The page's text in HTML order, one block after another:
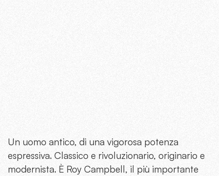
Un uomo antico, di una vigorosa potenza
espressiva. Classico e rivoluzionario, originario e
modernista. È Roy Campbell, il più importante